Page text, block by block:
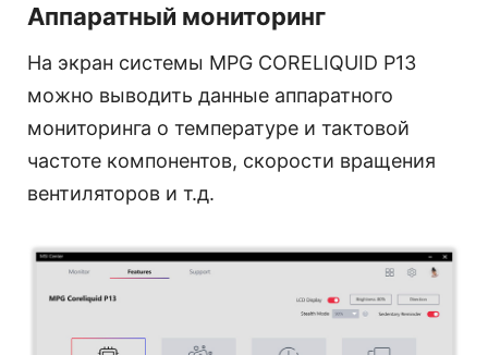
Аппаратный мониторинг
На экран системы MPG CORELIQUID P13
можно выводить данные аппаратного
мониторинга о температуре и тактовой
частоте компонентов, скорости вращения
вентиляторов и т.д.